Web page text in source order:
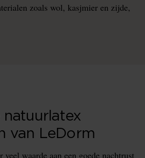
zoals wol, kasjmier en zijde,
natuurlatex
van LeDorm
veel waarde aan een goede nachtrust